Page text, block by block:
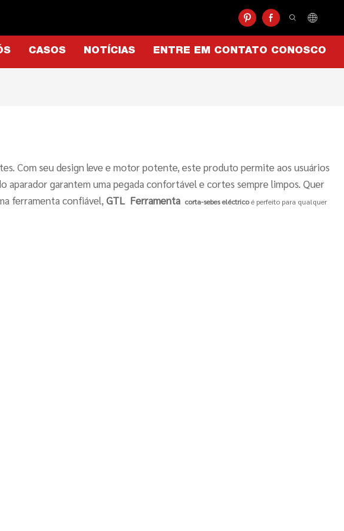
CASOS NOTÍCIAS ENTRE EM CONTATO CONOSCO
Com seu design leve e motor potente, este produto permite aos usuários
aparador garantem uma pegada confortável e cortes sempre limpos. Quer
ferramenta confiável, GTL Ferramenta corta-sebes eléctricoé perfeito para qualquer